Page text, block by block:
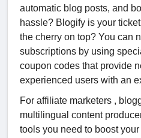
automatic blog posts, and
hassle? Blogify is your
the cherry on top? You can
subscriptions by using
coupon codes that provide
experienced users with an
For affiliate marketers ,
multilingual content
tools you need to boost